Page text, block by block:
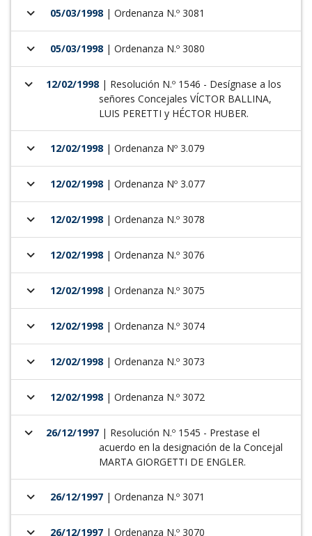
keyboard_arrow_down 05/03/1998 | Ordenanza N.º 3081
keyboard_arrow_down 05/03/1998 | Ordenanza N.º 3080
keyboard_arrow_down 12/02/1998 | Resolución N.º 1546 - Desígnase a los
señores Concejales VÍCTOR BALLINA,
LUIS PERETTI y HÉCTOR HUBER.
keyboard_arrow_down 12/02/1998 | Ordenanza Nº 3.079
keyboard_arrow_down 12/02/1998 | Ordenanza Nº 3.077
keyboard_arrow_down 12/02/1998 | Ordenanza N.º 3078
keyboard_arrow_down 12/02/1998 | Ordenanza N.º 3076
keyboard_arrow_down 12/02/1998 | Ordenanza N.º 3075
keyboard_arrow_down 12/02/1998 | Ordenanza N.º 3074
keyboard_arrow_down 12/02/1998 | Ordenanza N.º 3073
keyboard_arrow_down 12/02/1998 | Ordenanza N.º 3072
keyboard_arrow_down 26/12/1997 | Resolución N.º 1545 - Prestase el
acuerdo en la designación de la Concejal
MARTA GIORGETTI DE ENGLER.
keyboard_arrow_down 26/12/1997 | Ordenanza N.º 3071
keyboard_arrow_down 26/12/1997 | Ordenanza N.º 3070